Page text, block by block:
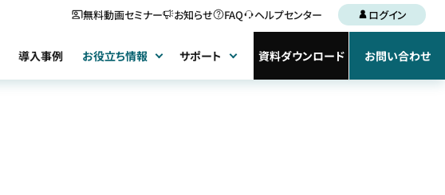
無料動画セミナー お知らせ FAQ ヘルプセンター ログイン
導入事例 お役立ち情報 サポート 資料ダウンロード お問い合わせ